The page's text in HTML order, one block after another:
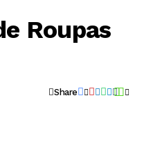
Roupas
Share